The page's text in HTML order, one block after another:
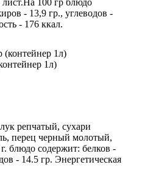
- 13,9 гр., углеводов -
- 176 ккал.
1л)
репчатый, сухари
перец черный молотый,
блюдо содержит: белков -
- 14.5 гр. Энергетическая